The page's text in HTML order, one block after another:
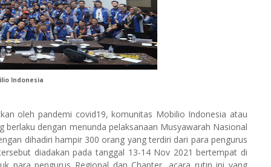
Indonesia
oleh pandemi covid19, komunitas Mobilio Indonesia atau
dengan menunda pelaksanaan Musyawarah Nasional
dihadiri hampir 300 orang yang terdiri dari para pengurus
diadakan pada tanggal 13-14 Nov 2021 bertempat di